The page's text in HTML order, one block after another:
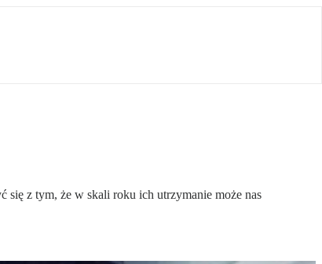
się z tym, że w skali roku ich utrzymanie może nas